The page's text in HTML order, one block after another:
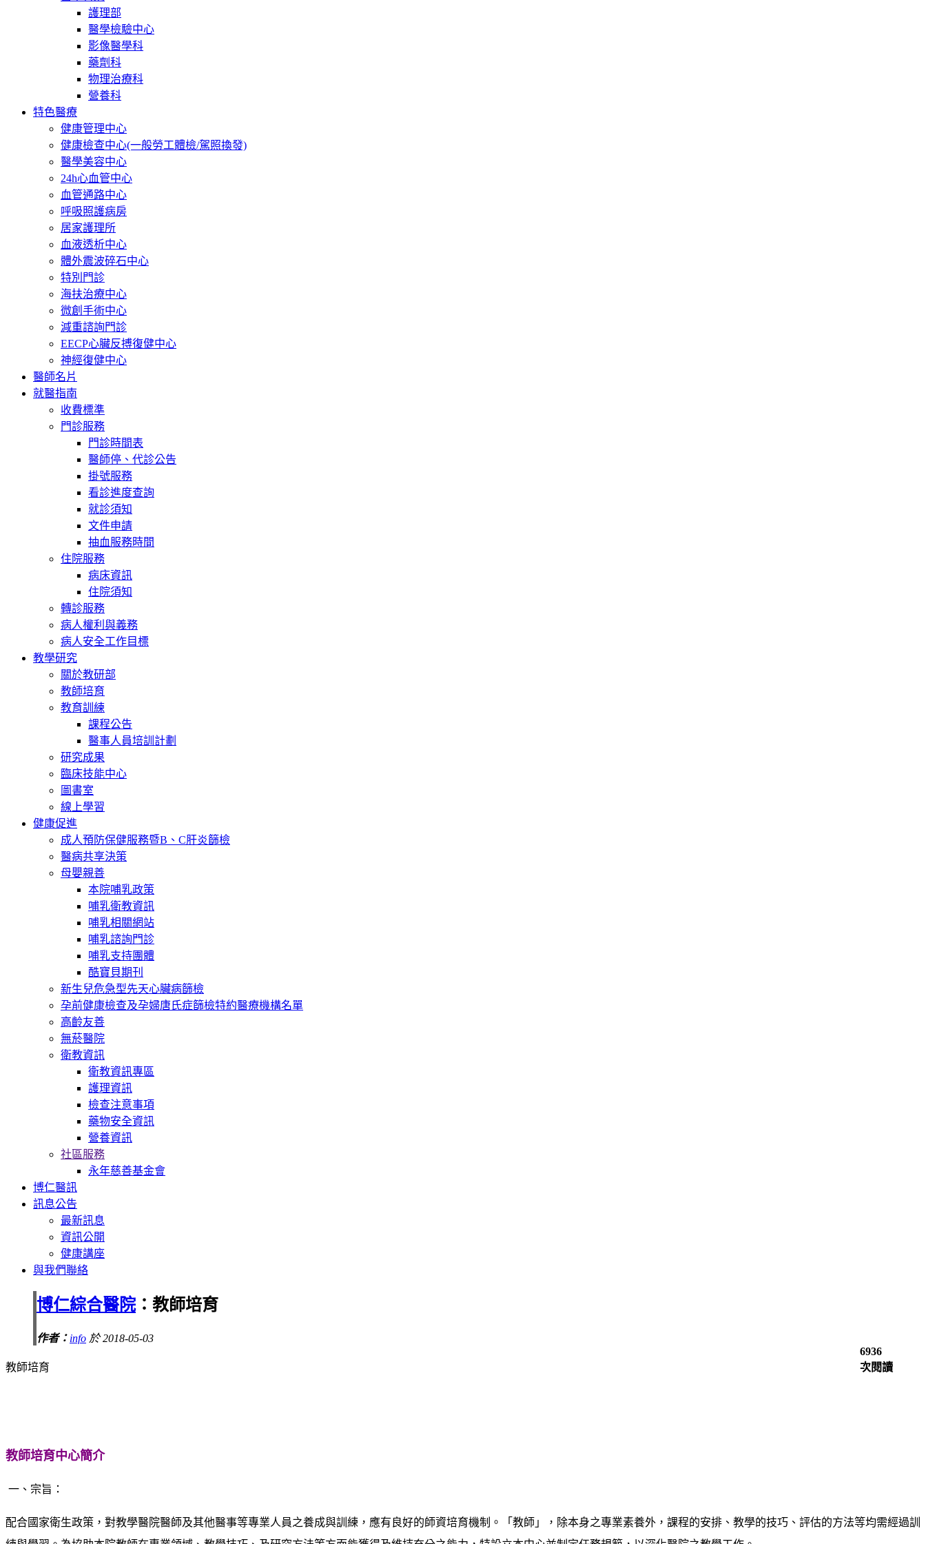
護理部
醫學檢驗中心
影像醫學科
藥劑科
物理治療科
營養科
特色醫療
健康管理中心
健康檢查中心(一般勞工體檢/駕照換發)
醫學美容中心
24h心血管中心
血管通路中心
呼吸照護病房
居家護理所
血液透析中心
體外震波碎石中心
特別門診
海扶治療中心
微創手術中心
減重諮詢門診
EECP心臟反搏復健中心
神經復健中心
醫師名片
就醫指南
收費標準
門診服務
門診時間表
醫師停、代診公告
掛號服務
看診進度查詢
就診須知
文件申請
抽血服務時間
住院服務
病床資訊
住院須知
轉診服務
病人權利與義務
病人安全工作目標
教學研究
關於教研部
教師培育
教育訓練
課程公告
醫事人員培訓計劃
研究成果
臨床技能中心
圖書室
線上學習
健康促進
成人預防保健服務暨B、C肝炎篩檢
醫病共享決策
母嬰親善
本院哺乳政策
哺乳衛教資訊
哺乳相關網站
哺乳諮詢門診
哺乳支持團體
酷寶貝期刊
新生兒危急型先天心臟病篩檢
孕前健康檢查及孕婦唐氏症篩檢特約醫療機構名單
高齡友善
無菸醫院
衛教資訊
衛教資訊專區
護理資訊
檢查注意事項
藥物安全資訊
營養資訊
社區服務
永年慈善基金會
博仁醫訊
訊息公告
最新訊息
資訊公開
健康講座
與我們聯絡
博仁綜合醫院：教師培育
作者： info 於 2018-05-03
6936
次閱讀
教師培育
教師培育中心簡介
一、宗旨：
配合國家衛生政策，對教學醫院醫師及其他醫事等專業人員之養成與訓練，應有良好的師資培育機制。「教師」，除本身之專業素養外，課程的安排、教學的技巧、評估的方法等均需經過訓